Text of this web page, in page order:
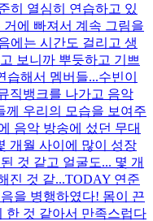
히 열심히 연습하고 있
에 빠져서 계속 그림을
에는 시간도 걸리고 생
보니까 뿌듯하고 기쁘
습해서 멤버들...수빈이
직뱅크를 나가고 음악
께 우리의 모습을 보여주
음악 방송에 섰던 무대
개월 사이에 많이 성장
것 같고 얼굴도... 몇 개
진 것 같...TODAY 연준
을 병행하였다! 몸이 끈
한 것 같아서 만족스럽다